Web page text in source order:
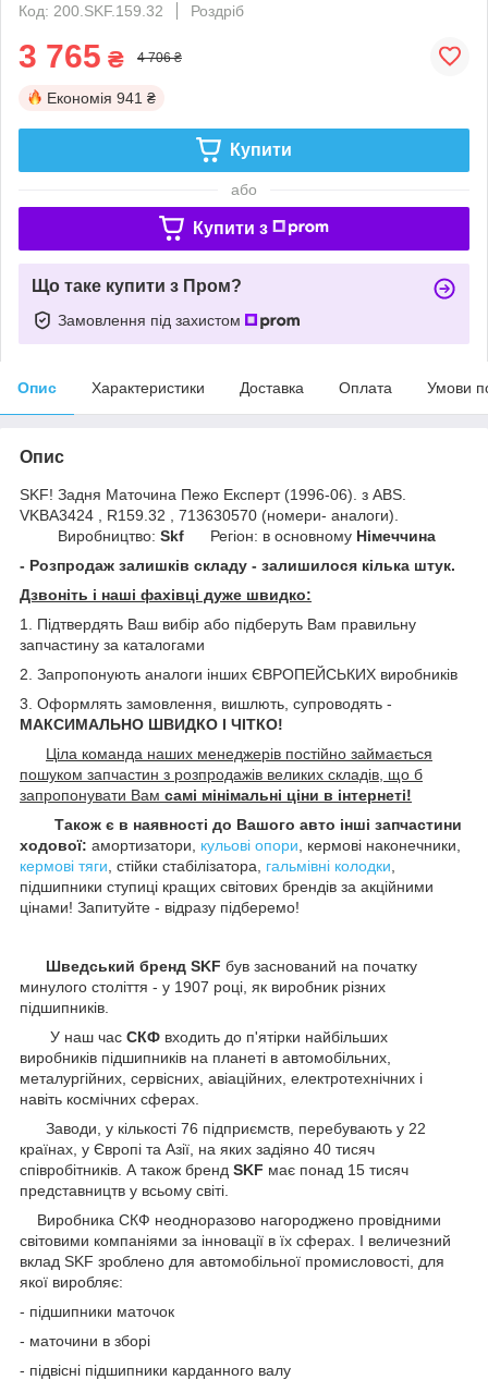
Код: 200.SKF.159.32
Роздріб
3 765 ₴ 4 706 ₴
Економія 941 ₴
Купити
або
Купити з
Що таке купити з Пром?
Замовлення під захистом
Опис Характеристики Доставка Оплата Умови
Опис
SKF! Задня Маточина Пежо Експерт (1996-06). з ABS.
VKBA3424 , R159.32 , 713630570 (номери- аналоги).
Виробництво: SkfРегіон: в основному Німеччина
- Розпродаж залишків складу - залишилося кілька штук.
Дзвоніть і наші фахівці дуже швидко:
1. Підтвердять Ваш вибір або підберуть Вам правильну
запчастину за каталогами
2. Запропонують аналоги інших ЄВРОПЕЙСЬКИХ виробників
3. Оформлять замовлення, вишлють, супроводять -
МАКСИМАЛЬНО ШВИДКО І ЧІТКО!
Ціла команда наших менеджерів постійно займається
пошуком запчастин з розпродажів великих складів, що б
запропонувати Вам самі мінімальні ціни в інтернеті!
Також є в наявності до Вашого авто інші запчастини
ходової: амортизатори, кульові опори , кермові наконечники,
кермові тяги , стійки стабілізатора, гальмівні колодки
підшипники ступиці кращих світових брендів за акційними
цінами! Запитуйте - відразу підберемо!
Шведський бренд SKF був заснований на початку
минулого століття - у 1907 році, як виробник різних
підшипників.
У наш час СКФ входить до п'ятірки найбільших
виробників підшипників на планеті в автомобільних,
металургійних, сервісних, авіаційних, електротехнічних і
навіть космічних сферах.
Заводи, у кількості 76 підприємств, перебувають у 22
країнах, у Європі та Азії, на яких задіяно 40 тисяч
співробітників. А також бренд SKF має понад 15 тисяч
представництв у всьому світі.
Виробника СКФ неодноразово нагороджено провідними
світовими компаніями за інновації в їх сферах. І величезний
вклад SKF зроблено для автомобільної промисловості, для
якої виробляє:
- підшипники маточок
- маточини в зборі
- підвісні підшипники карданного валу